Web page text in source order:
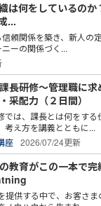
は何をしているのか
...
頼関係を築き、新人の
ーの関係づく...
長研修～管理職に求
采配力（２日間）
では、課長とは何をする
考え方を講義とともに...
座 2026/07/24更新
教育がこの一本で
提供する中で、お客さ